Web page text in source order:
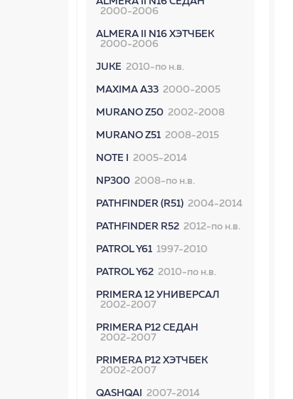
2000-2006
ALMERA II N16 ХЭТЧБЕК
2000-2006
JUKE 2010-по н.в.
MAXIMA A33 2000-2005
MURANO Z50 2002-2008
MURANO Z51 2008-2015
NOTE I 2005-2014
NP300 2008-по н.в.
PATHFINDER (R51) 2004-2014
PATHFINDER R52 2012-по н.в.
PATROL Y61 1997-2010
PATROL Y62 2010-по н.в.
PRIMERA 12 УНИВЕРСАЛ
2002-2007
PRIMERA P12 СЕДАН
2002-2007
PRIMERA P12 ХЭТЧБЕК
2002-2007
QASHQAI 2007-2014